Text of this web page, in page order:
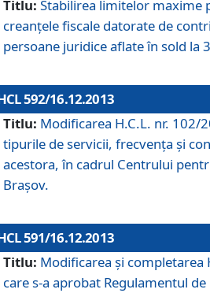
Titlu: Stabilirea limitelor maxime
creanţele fiscale datorate de
persoane juridice aflate în sold la
592/16.12.2013
Titlu: Modificarea H.C.L. nr. 102/
tipurile de servicii, frecvenţa şi
acestora, în cadrul Centrului
Braşov.
591/16.12.2013
Titlu: Modificarea şi completarea
care s-a aprobat Regulamentul